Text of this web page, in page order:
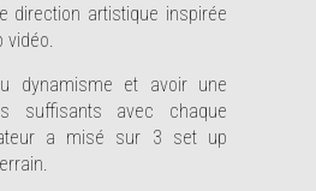
direction artistique inspirée
vidéo.
dynamisme et avoir une
suffisants avec chaque
a misé sur 3 set up